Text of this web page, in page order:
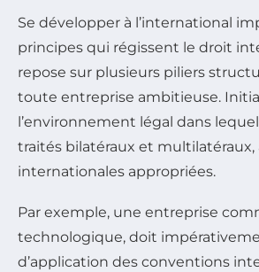
Se développer à l’international
principes qui régissent le droit
repose sur plusieurs piliers
toute entreprise ambitieuse.
l’environnement légal dans
traités bilatéraux et
internationales appropriées.
Par exemple, une entreprise
technologique, doit
d’application des conventions